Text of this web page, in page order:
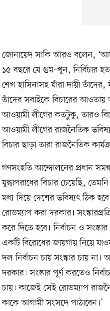
জোনায়েদ সাকি আরও বলেন,
১৫ বছরে যে গুম-খুন, নির্বিচার
শেখ হাসিনাসহ যাঁরা দায়ী তাঁদের,
তাঁদের সবাইকে বিচারের
আওয়ামী লীগের কতটুকু, তারও
আওয়ামী লীগের রাজনৈতিক
বিচার ছাড়া তারা রাজনৈতিক
গণসংহতি আন্দোলনের প্রধান
যুদ্ধাপরাধের বিচার চেয়েছি,
মধ্য দিয়ে দেশের ভবিষ্যৎ ঠিক
রোডম্যাপ করা দরকার।
করে দিতে হবে। নির্বাচন ও
একটি বিরোধের জায়গায় নিয়ে
দল নির্বাচন চায় সংস্কার চায়
দরকার। সংস্কার পূর্ণ করতেও
চায়। কাজেই সেই রোডম্যাপ
কাকে আগামী সংসদে পাঠাবেন।’